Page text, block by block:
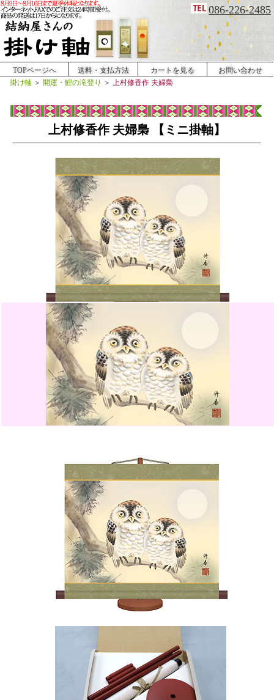
086-226-2485
TOPページへ 送料・支払方法 カートを見る
お問い合わせ
掛け軸 ＞ 開運・鯉の滝登り ＞ 上村修香作 夫婦梟
上村修香作 夫婦梟 【ミニ掛軸】